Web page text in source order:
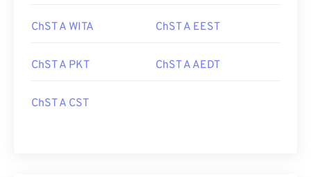
ChST A WITA ChST A EEST
ChST A PKT ChST A AEDT
ChST A CST